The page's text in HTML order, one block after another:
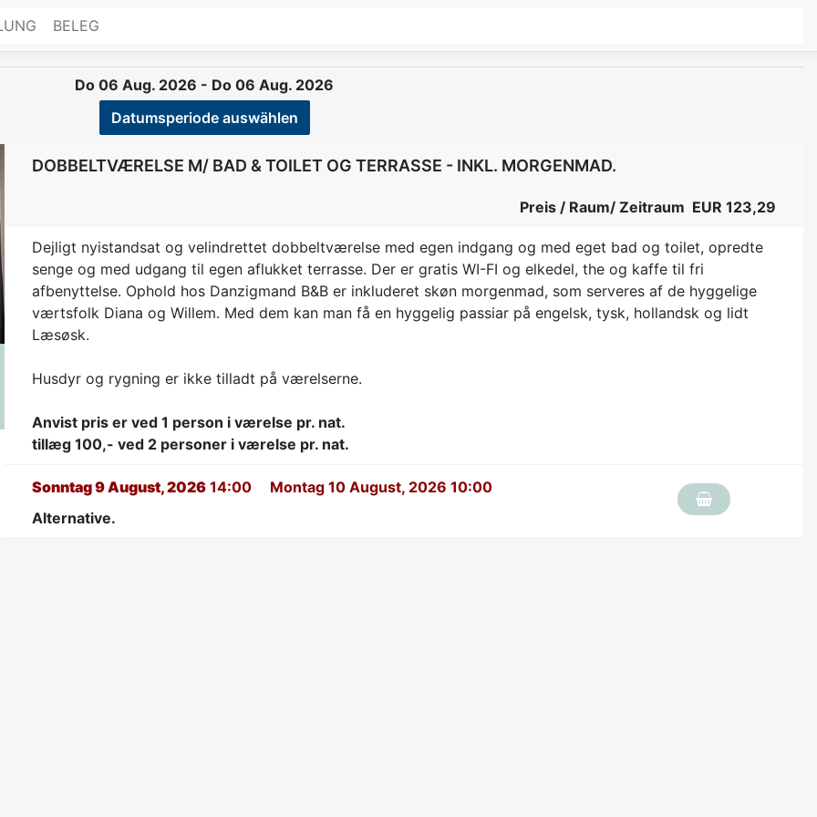
BELEG
Do 06 Aug. 2026 - Do 06 Aug. 2026
Datumsperiode auswählen
DOBBELTVÆRELSE M/ BAD & TOILET OG TERRASSE - INKL. MORGENMAD.
Preis / Raum/ Zeitraum EUR 123,29
Dejligt nyistandsat og velindrettet dobbeltværelse med egen indgang og med eget bad og toilet, opredte
senge og med udgang til egen aflukket terrasse. Der er gratis WI-FI og elkedel, the og kaffe til fri
afbenyttelse. Ophold hos Danzigmand B&B er inkluderet skøn morgenmad, som serveres af de hyggelige
værtsfolk Diana og Willem. Med dem kan man få en hyggelig passiar på engelsk, tysk, hollandsk og lidt
Læsøsk.
Husdyr og rygning er ikke tilladt på værelserne.
Anvist pris er ved 1 person i værelse pr. nat.
tillæg 100,- ved 2 personer i værelse pr. nat.
Sonntag 9 August, 2026 14:00
Montag 10 August, 2026 10:00
Alternative.